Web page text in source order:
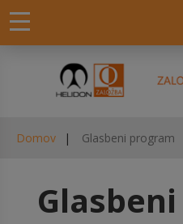
Domov Glasbeni program